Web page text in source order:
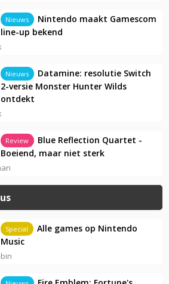
Nieuws
Nintendo maakt Gamescom
line-up bekend
Nieuws
Datamine: resolutie Switch
2-versie Monster Hunter Wilds
ontdekt
Review
Blue Reflection Quartet -
Boeiend, maar niet sterk
Special
Alle games op Nintendo
Music